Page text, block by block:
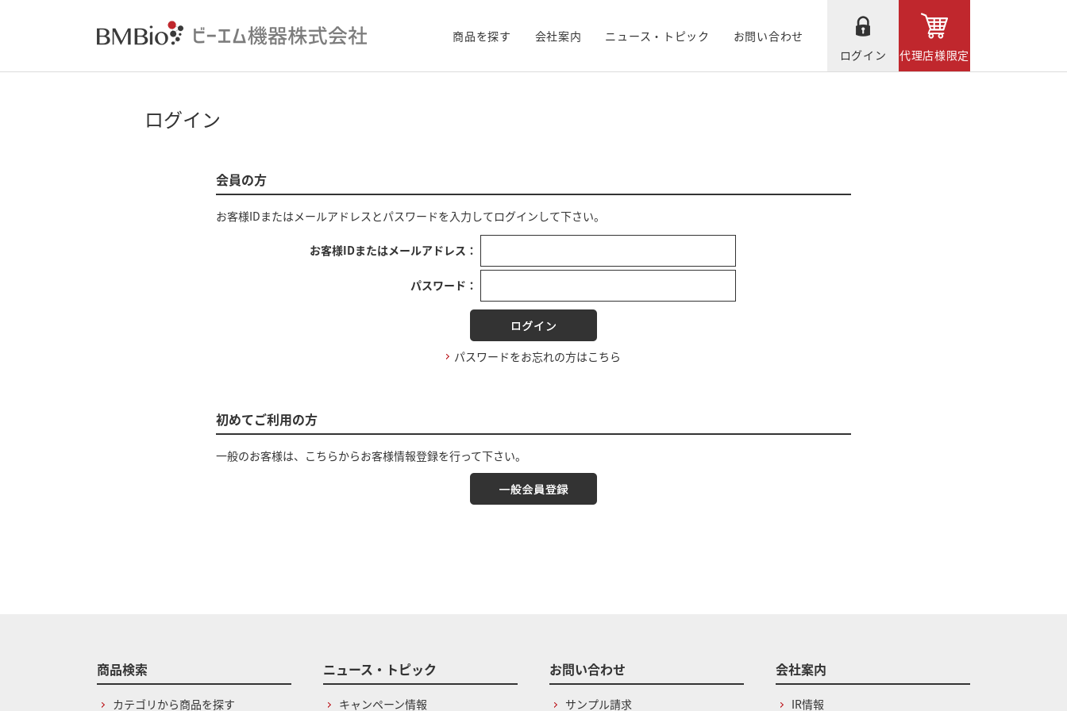
商品を探す 会社案内 ニュース・トピック
お問い合わせ
ログイン
代理店様限定
ログイン
会員の方
お客様IDまたはメールアドレス とパスワードを入力してログインして下さい。
お客様IDまたはメールアドレス：
パスワード：
パスワードをお忘れの方はこちら
初めてご利用の方
一般のお客様は、こちらからお客様情報登録を行って下さい。
商品検索
カテゴリから商品を探す
ニュース・トピック
キャンペーン情報
お問い合わせ
サンプル請求
会社案内
IR情報